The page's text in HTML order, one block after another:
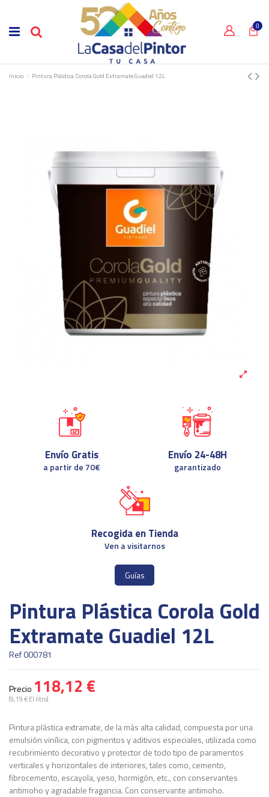
0
Inicio Pintura Plástica Corola Gold Extramate Guadiel 12L
Pintura Plástica Corola Gold
Extramate Guadiel 12L
Ref000781
Precio 118,12 €
(9,19 € El litro)
Pintura plástica extramate, de la más alta calidad, compuesta por una
emulsión vinílica, con pigmentos y aditivos especiales, utilizada como
recubrimiento decorativo y protector de todo tipo de paramentos
verticales y horizontales de interiores, tales como, cemento,
fibrocemento, escayola, yeso, hormigón, etc., con conservantes
antimoho y agradable fragancia. Con conservante antimoho.
Envío Gratis
a partir de 70€
Recogida en Tienda
Ven a visitarnos
Envío 24-48H
garantizado
Guías